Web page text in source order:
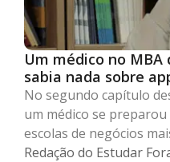
Um médico no MBA
sabia nada sobre
No segundo capítulo
um médico se
escolas de negócios
Redação do Estudar